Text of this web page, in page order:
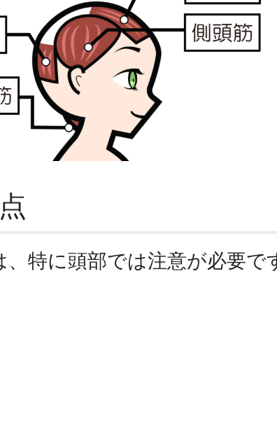
特に頭部では注意が必要で